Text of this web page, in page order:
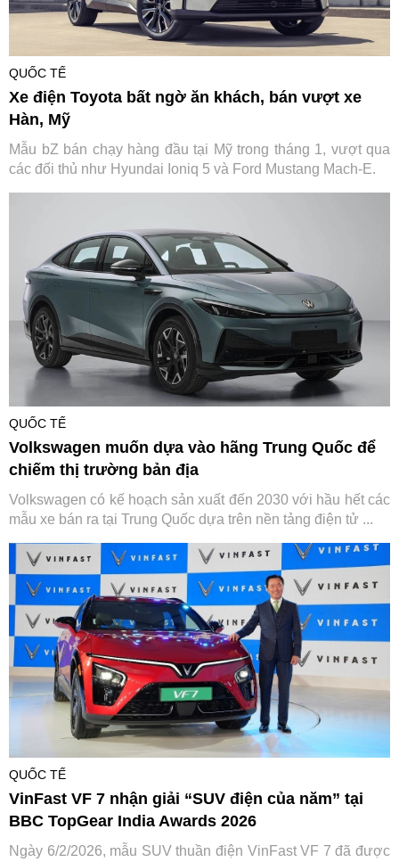
QUỐC TẾ
Xe điện Toyota bất ngờ ăn khách, bán vượt xe
Hàn, Mỹ
Mẫu bZ bán chạy hàng đầu tại Mỹ trong tháng 1, vượt qua
các đối thủ như Hyundai Ioniq 5 và Ford Mustang Mach-E.
QUỐC TẾ
Volkswagen muốn dựa vào hãng Trung Quốc để
chiếm thị trường bản địa
Volkswagen có kế hoạch sản xuất đến 2030 với hầu hết các
mẫu xe bán ra tại Trung Quốc dựa trên nền tảng điện tử ...
QUỐC TẾ
VinFast VF 7 nhận giải “SUV điện của năm” tại
BBC TopGear India Awards 2026
Ngày 6/2/2026, mẫu SUV thuần điện VinFast VF 7 đã được